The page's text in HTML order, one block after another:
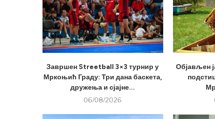
Завршен Streetball 3×3 турнир у
Мркоњић Граду: Три дана баскета,
дружења и сјајне...
06/08/2026
Објављен